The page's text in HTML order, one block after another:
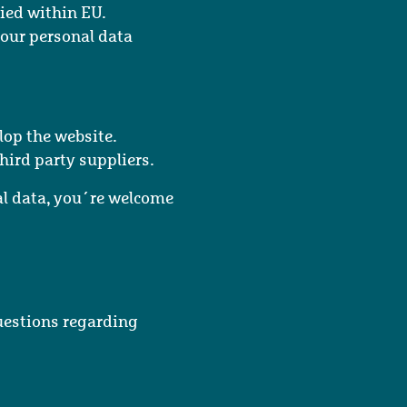
within EU.
personal data
the website.
party suppliers.
you´re welcome
regarding